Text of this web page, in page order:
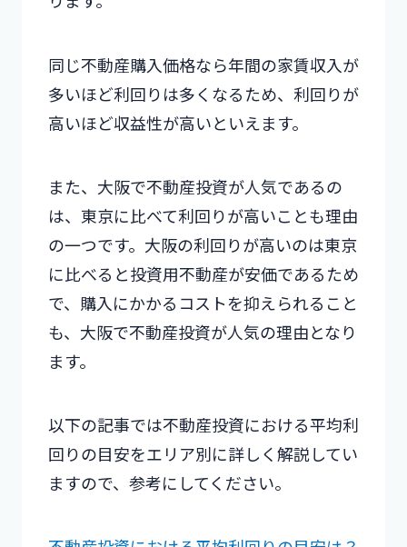
同じ不動産購入価格なら年間の家賃収入が
多いほど利回りは多くなるため、利回りが
高いほど収益性が高いといえます。
また、大阪で不動産投資が人気であるの
は、東京に比べて利回りが高いことも理由
の一つです。大阪の利回りが高いのは東京
に比べると投資用不動産が安価であるため
で、購入にかかるコストを抑えられること
も、大阪で不動産投資が人気の理由となり
ます。
以下の記事では不動産投資における平均利
回りの目安をエリア別に詳しく解説してい
ますので、参考にしてください。